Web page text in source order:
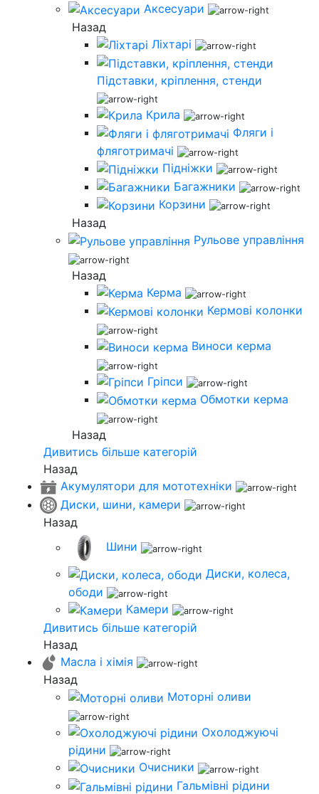
Аксесуари
Назад
Ліхтарі
Підставки, кріплення, стенди
Крила
Фляги і
фляготримачі
Підніжки
Багажники
Корзини
Назад
Рульове управління
Назад
Керма
Кермові колонки
Виноси керма
Гріпси
Обмотки керма
Назад
Дивитись більше категорій
Назад
Акумулятори для мототехніки
Диски, шини, камери
Назад
Шини
Диски, колеса,
ободи
Камери
Дивитись більше категорій
Назад
Масла і хімія
Назад
Моторні оливи
Охолоджуючі
рідини
Очисники
Гальмівні рідини